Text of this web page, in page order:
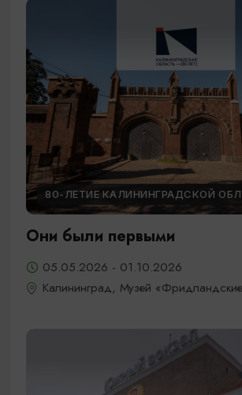
80-ЛЕТИЕ КАЛИНИНГРАДСКОЙ
Они были первыми
05.05.2026 - 01.10.2026
Калининград, Музей